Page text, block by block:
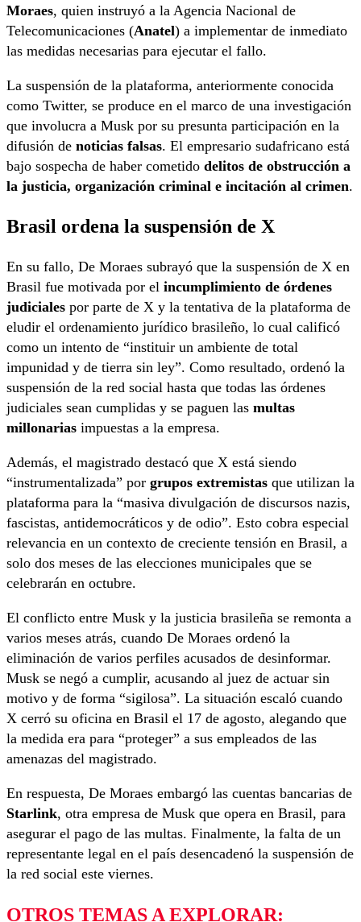
Moraes, quien instruyó a la Agencia Nacional de
Telecomunicaciones (Anatel) a implementar de inmediato
las medidas necesarias para ejecutar el fallo.
La suspensión de la plataforma, anteriormente conocida
como Twitter, se produce en el marco de una investigación
que involucra a Musk por su presunta participación en la
difusión de noticias falsas. El empresario sudafricano está
bajo sospecha de haber cometido delitos de obstrucción a
la justicia, organización criminal e incitación al crimen.
Brasil ordena la suspensión de X
En su fallo, De Moraes subrayó que la suspensión de X en
Brasil fue motivada por el incumplimiento de órdenes
judiciales por parte de X y la tentativa de la plataforma de
eludir el ordenamiento jurídico brasileño, lo cual calificó
como un intento de “instituir un ambiente de total
impunidad y de tierra sin ley”. Como resultado, ordenó la
suspensión de la red social hasta que todas las órdenes
judiciales sean cumplidas y se paguen las multas
millonarias impuestas a la empresa.
Además, el magistrado destacó que X está siendo
“instrumentalizada” por grupos extremistas que utilizan la
plataforma para la “masiva divulgación de discursos nazis,
fascistas, antidemocráticos y de odio”. Esto cobra especial
relevancia en un contexto de creciente tensión en Brasil, a
solo dos meses de las elecciones municipales que se
celebrarán en octubre.
El conflicto entre Musk y la justicia brasileña se remonta a
varios meses atrás, cuando De Moraes ordenó la
eliminación de varios perfiles acusados de desinformar.
Musk se negó a cumplir, acusando al juez de actuar sin
motivo y de forma “sigilosa”. La situación escaló cuando
X cerró su oficina en Brasil el 17 de agosto, alegando que
la medida era para “proteger” a sus empleados de las
amenazas del magistrado.
En respuesta, De Moraes embargó las cuentas bancarias de
Starlink, otra empresa de Musk que opera en Brasil, para
asegurar el pago de las multas. Finalmente, la falta de un
representante legal en el país desencadenó la suspensión de
la red social este viernes.
OTROS TEMAS A EXPLORAR: